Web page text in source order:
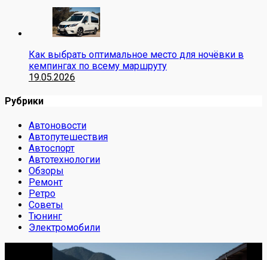
Как выбрать оптимальное место для ночёвки в
кемпингах по всему маршруту
19.05.2026
Рубрики
Автоновости
Автопутешествия
Автоспорт
Автотехнологии
Обзоры
Ремонт
Ретро
Советы
Тюнинг
Электромобили